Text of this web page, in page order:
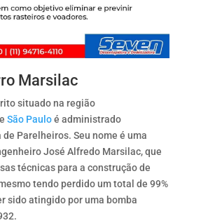
Marsilac
situado na região
São Pauloé administrado
Parelheiros. Seu nome é uma
José Alfredo Marsilac, que
técnicas para a construção de
tendo perdido um total de 99%
sido atingido por uma bomba